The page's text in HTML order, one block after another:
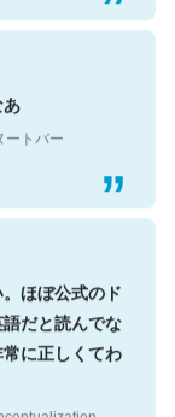
トバー
ほぼ公式のド
だと読んでな
に正しくてわ